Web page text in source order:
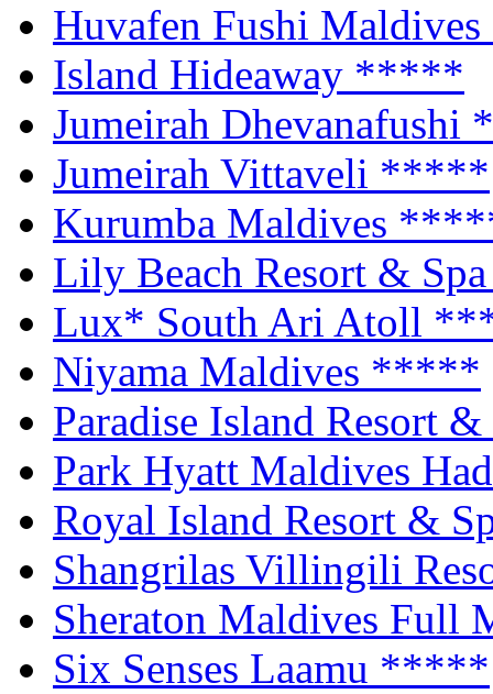
Huvafen Fushi Maldives
Island Hideaway *****
Jumeirah Dhevanafushi
Jumeirah Vittaveli *****
Kurumba Maldives
Lily Beach Resort &
Lux* South Ari Atoll
Niyama Maldives *****
Paradise Island Resort
Park Hyatt Maldives
Royal Island Resort &
Shangrilas Villingili
Sheraton Maldives Full
Six Senses Laamu *****